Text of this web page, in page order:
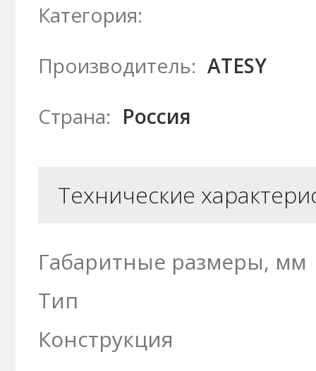
Категория:
Производитель: ATESY
Страна: Россия
Технические
Габаритные размеры, мм
Тип
Конструкция